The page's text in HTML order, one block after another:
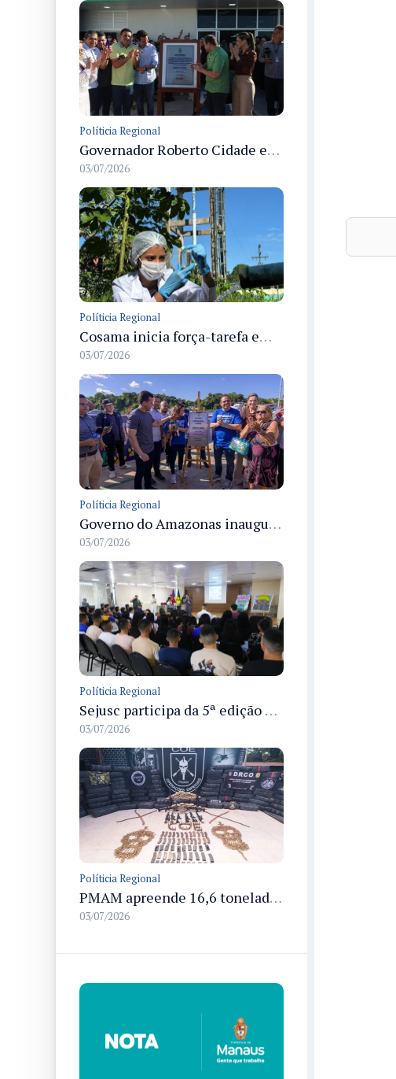
Políticia Regional
Governador Roberto Cidade entrega readequação do ambulatório da FCecon e amplia capacidade de atendimento oncológico em Manaus
03/07/2026
Políticia Regional
Cosama inicia força-tarefa em Anamã para fortalecer abastecimento de água e segurança hídrica da população
03/07/2026
Políticia Regional
Governo do Amazonas inaugura primeiro Castramóvel Fluvial para atendimento veterinário às comunidades ribeirinhas e castração gratuita
03/07/2026
Políticia Regional
Sejusc participa da 5ª edição do Caminhos Literários com foco na cultura hip-hop nas unidades socioeducativas
03/07/2026
Políticia Regional
PMAM apreende 16,6 toneladas de entorpecentes e registra aumento nas prisões em flagrante e nas capturas de foragidos no primeiro semestre de 2026
03/07/2026